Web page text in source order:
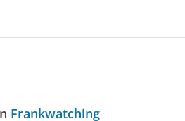
Frankwatching